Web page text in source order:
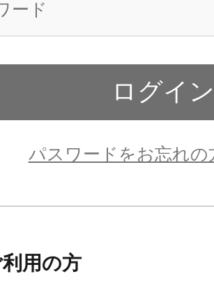
パスワードをお忘れの
用の方